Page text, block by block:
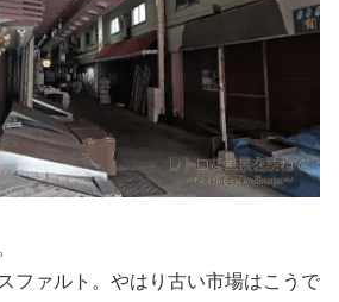
ファルト。やはり古い市場はこうで